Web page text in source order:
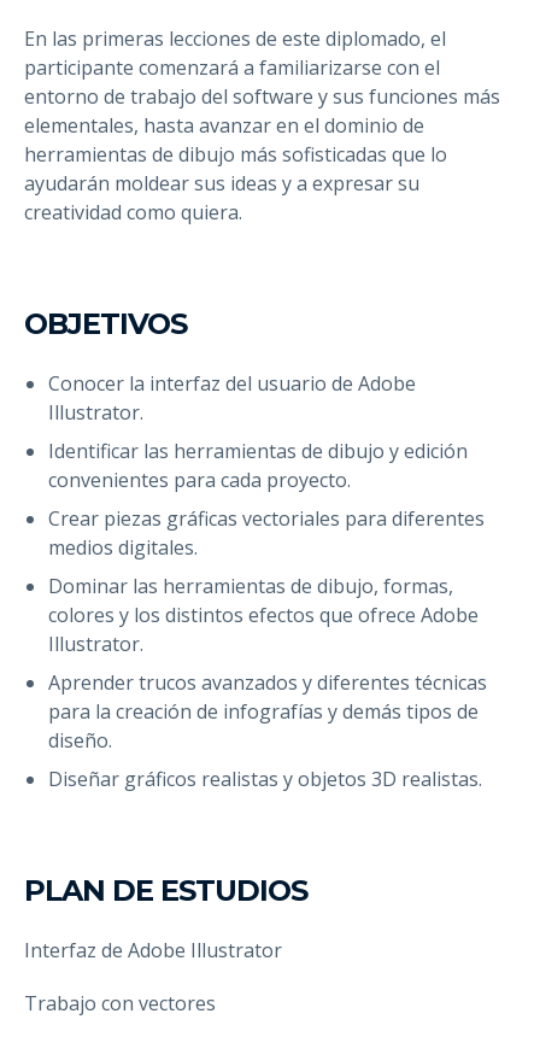
En las primeras lecciones de este diplomado, el
participante comenzará a familiarizarse con el
entorno de trabajo del software y sus funciones más
elementales, hasta avanzar en el dominio de
herramientas de dibujo más sofisticadas que lo
ayudarán moldear sus ideas y a expresar su
creatividad como quiera.
OBJETIVOS
Conocer la interfaz del usuario de Adobe
Illustrator.
Identificar las herramientas de dibujo y edición
convenientes para cada proyecto.
Crear piezas gráficas vectoriales para diferentes
medios digitales.
Dominar las herramientas de dibujo, formas,
colores y los distintos efectos que ofrece Adobe
Illustrator.
Aprender trucos avanzados y diferentes técnicas
para la creación de infografías y demás tipos de
diseño.
Diseñar gráficos realistas y objetos 3D realistas.
PLAN DE ESTUDIOS
Interfaz de Adobe Illustrator
Trabajo con vectores